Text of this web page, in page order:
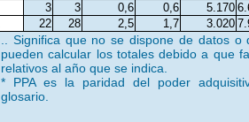
3 3 0,6 0,6 5.170
22 28 2,5 1,7 3.020
.. Significa que no se dispone de datos o
pueden calcular los totales debido a que
relativos al año que se indica.
* PPA es la paridad del poder
glosario.